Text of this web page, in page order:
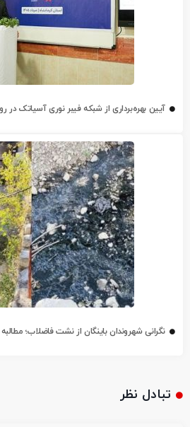
آیین بهره‌برداری از شبکه فیبر نوری آسیاتک در
نگرانی شهروندان باینگان از نشت فاضلاب؛
تبادل نظر